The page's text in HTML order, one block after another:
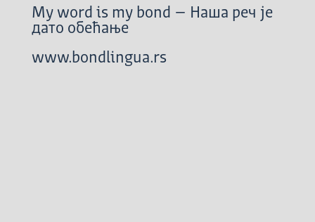
My word is my bond – Наша реч је
дато обећање
www.bondlingua.rs